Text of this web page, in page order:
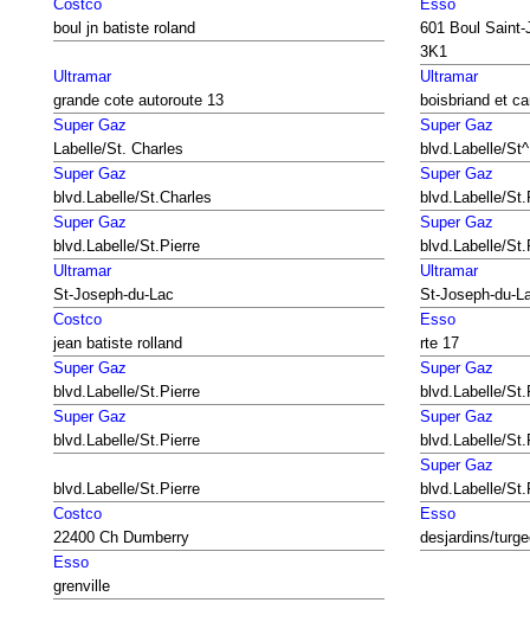
Costco
boul jn batiste roland
Esso
601 Boul Saint-
3K1
Ultramar
grande cote autoroute 13
Ultramar
boisbriand et
Super Gaz
Labelle/St. Charles
Super Gaz
blvd.Labelle/
Super Gaz
blvd.Labelle/St.Charles
Super Gaz
blvd.Labelle/
Super Gaz
blvd.Labelle/St.Pierre
Super Gaz
blvd.Labelle/
Ultramar
St-Joseph-du-Lac
Ultramar
St-Joseph-du-
Costco
jean batiste rolland
Esso
rte 17
Super Gaz
blvd.Labelle/St.Pierre
Super Gaz
blvd.Labelle/
Super Gaz
blvd.Labelle/St.Pierre
Super Gaz
blvd.Labelle/
blvd.Labelle/St.Pierre
Super Gaz
blvd.Labelle/
Costco
22400 Ch Dumberry
Esso
desjardins/
Esso
grenville